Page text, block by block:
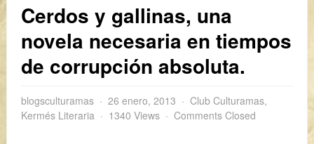
Cerdos y gallinas, una
novela necesaria en tiempos
de corrupción absoluta.
blogsculturamas 26 enero, 2013 Club Culturamas,
Kermés Literaria
1340 Views Comments Closed